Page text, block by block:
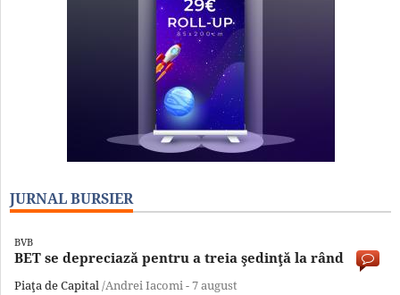
JURNAL BURSIER
BVB
BET se depreciază pentru a treia şedinţă la rând
Piaţa de Capital/Andrei Iacomi -7 august